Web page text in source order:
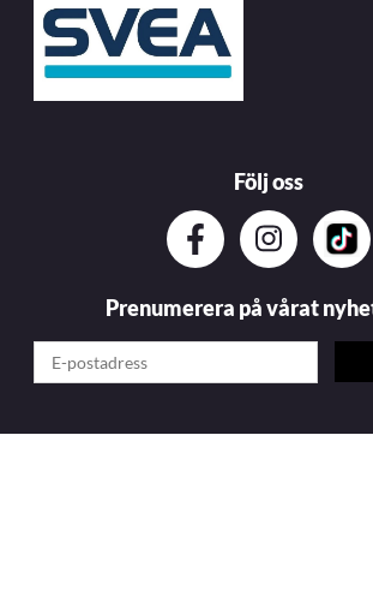
Följ oss
Prenumerera på vårat